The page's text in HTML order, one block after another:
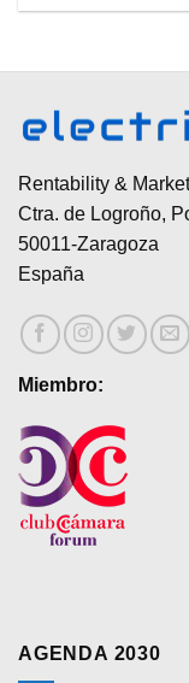
múltiples
Las
se
pueden
en
la
de
producto
Rentability &
Ctra. de Logroño,
50011-Zaragoza
España
Miembro:
AGENDA 2030